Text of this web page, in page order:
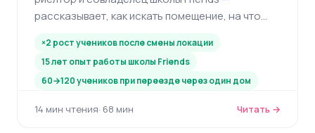
рассказывает, как искать помещение, на что
локация решает больше, чем маркетинг.
×2 рост учеников после смены локации
15 лет опыт работы школы Friends
60→120 учеников при переезде через один дом
14 мин чтения· 68 мин Читать →